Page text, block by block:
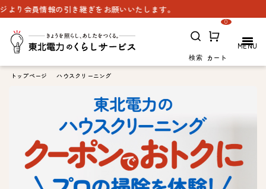
情報の引き継ぎをお願いいたします。
検索 カート
0
トップページ ハウスクリーニング